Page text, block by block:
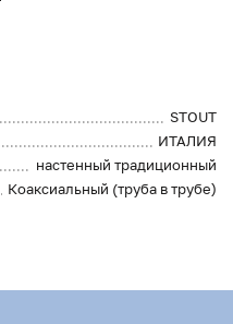
STOUT
ИТАЛИЯ
настенный традиционный
Коаксиальный (труба в трубе)